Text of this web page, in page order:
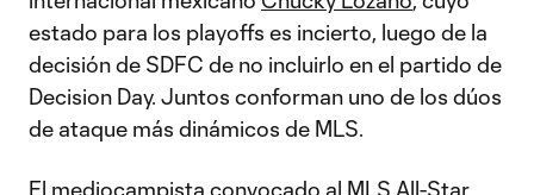
estado para los playoffs es incierto, luego de la
decisión de SDFC de no incluirlo en el partido de
Decision Day. Juntos conforman uno de los dúos
de ataque más dinámicos de MLS.
El mediocampista convocado al MLS All-Star